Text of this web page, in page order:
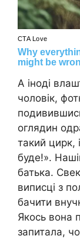
А іноді
чоловік,
оглядин
такий цирк,
буде!».
батька.
виписці з
бачити
Якось вона
запитала,